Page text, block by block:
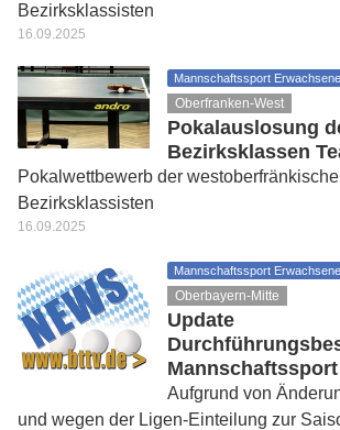
Bezirksklassisten
16.09.2025
Mannschaftssport Erwachsene
Oberfranken-West
Pokalauslosung
Bezirksklassen
Pokalwettbewerb der
Bezirksklassisten
16.09.2025
Mannschaftssport Erwachsene
Oberbayern-Mitte
Update
Aufgrund von
und wegen der Ligen-Einteilung zur